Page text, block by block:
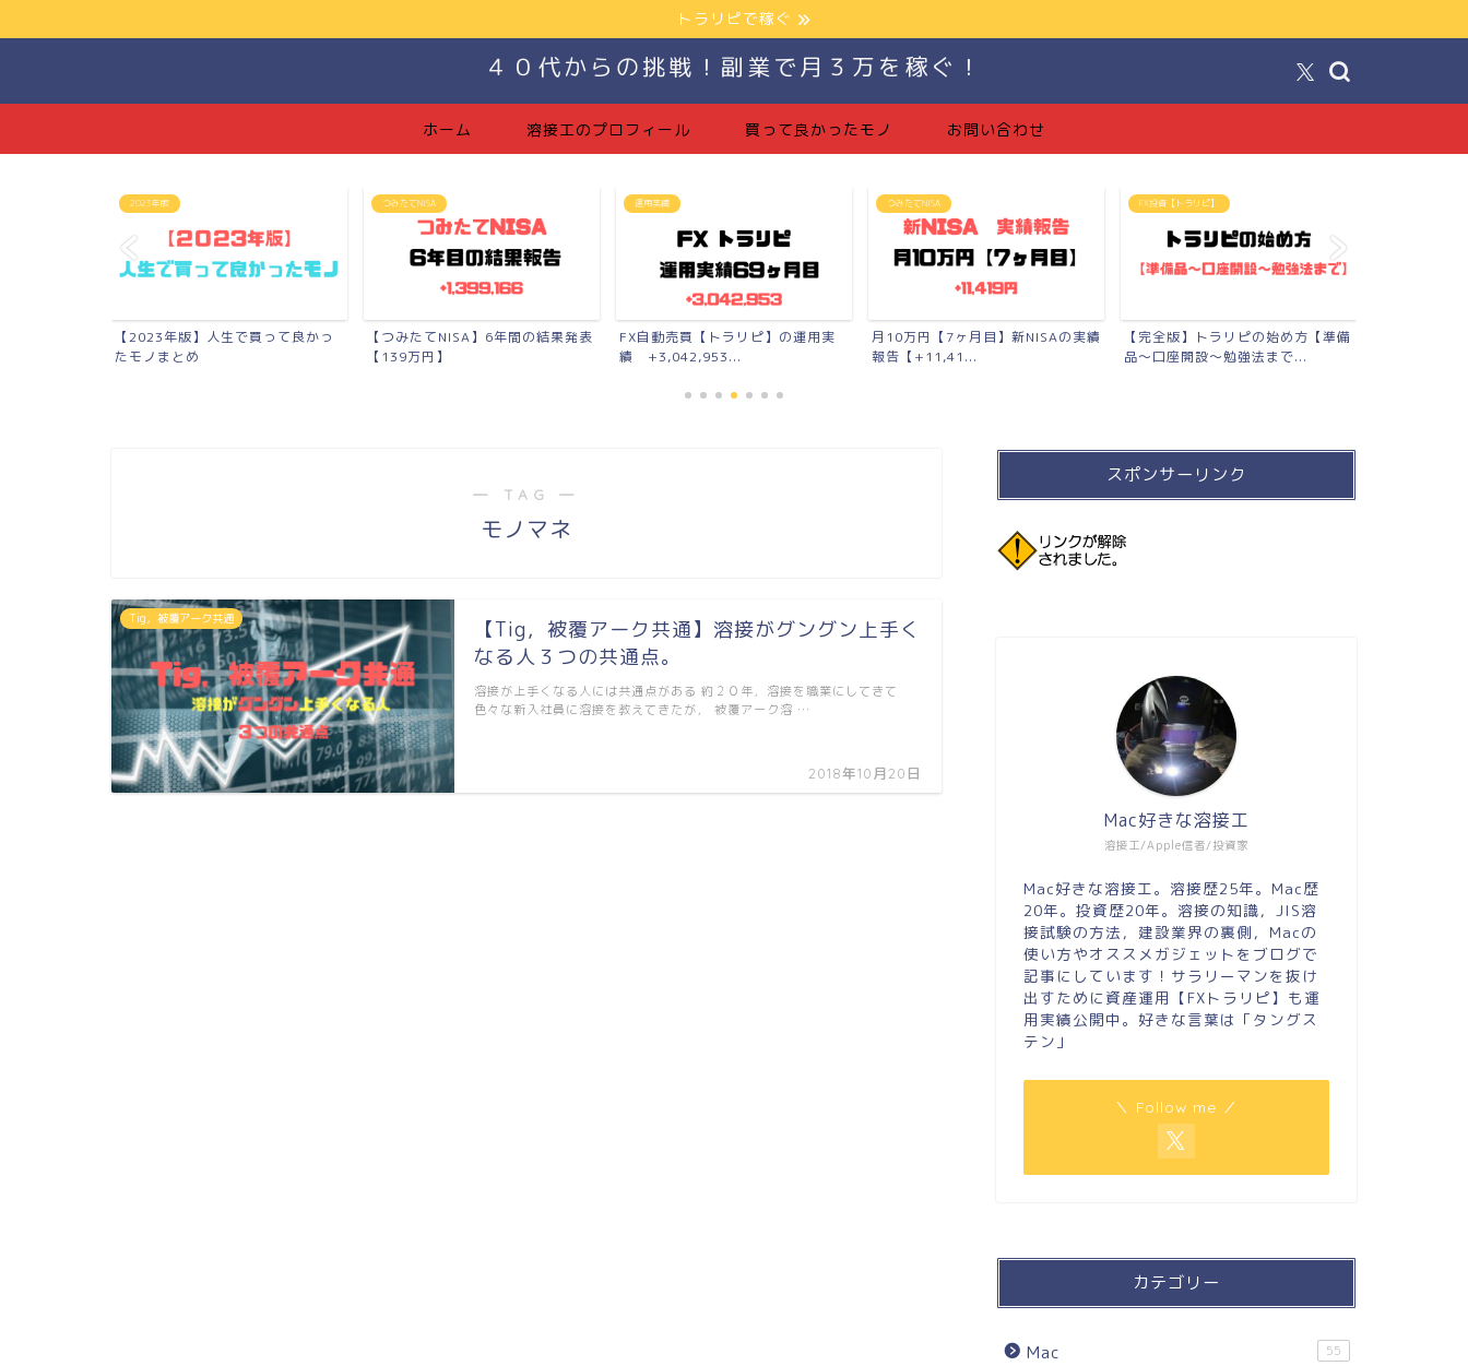
トラリピで稼ぐ
４０代からの挑戦！副業で月３万を稼ぐ！
ホーム 溶接工のプロフィール 買って良かったモノ お問い合わせ
2023年版
【2023年版】人生で買って良かっ
たモノまとめ
つみたてNISA
【つみたてNISA】6年間の結果発表
【139万円】
運用実績
FX自動売買【トラリピ】の運用実
績 +3,042,953...
つみたてNISA
月10万円【7ヶ月目】新NISAの実績
報告【+11,41...
FX投資【トラリピ】
【完全版】トラリピの始め方【準備
品〜口座開設〜勉強法まで...
― TAG ―
モノマネ
Tig，被覆アーク共通
【Tig，被覆アーク共通】溶接がグングン上手く
なる人３つの共通点。
2018年10月20日
溶接が上手くなる人には共通点がある 約２０年，溶接を職業にしてきて
色々な新入社員に溶接を教えてきたが， 被覆アーク溶 …
スポンサーリンク
溶接工/Apple信者/投資家
Mac好きな溶接工
Mac好きな溶接工。溶接歴25年。Mac歴
20年。投資歴20年。溶接の知識，JIS溶
接試験の方法，建設業界の裏側，Macの
使い方やオススメガジェットをブログで
記事にしています！サラリーマンを抜け
出すために資産運用【FXトラリピ】も運
用実績公開中。好きな言葉は「タングス
テン」
＼ Follow me ／
カテゴリー
Mac 55